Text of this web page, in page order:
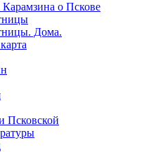
о Пскове
Дома.
Псковской